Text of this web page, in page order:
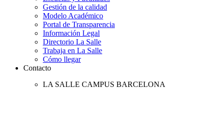
Gestión de la calidad
Modelo Académico
Portal de Transparencia
Información Legal
Directorio La Salle
Trabaja en La Salle
Cómo llegar
Contacto
LA SALLE CAMPUS BARCELONA